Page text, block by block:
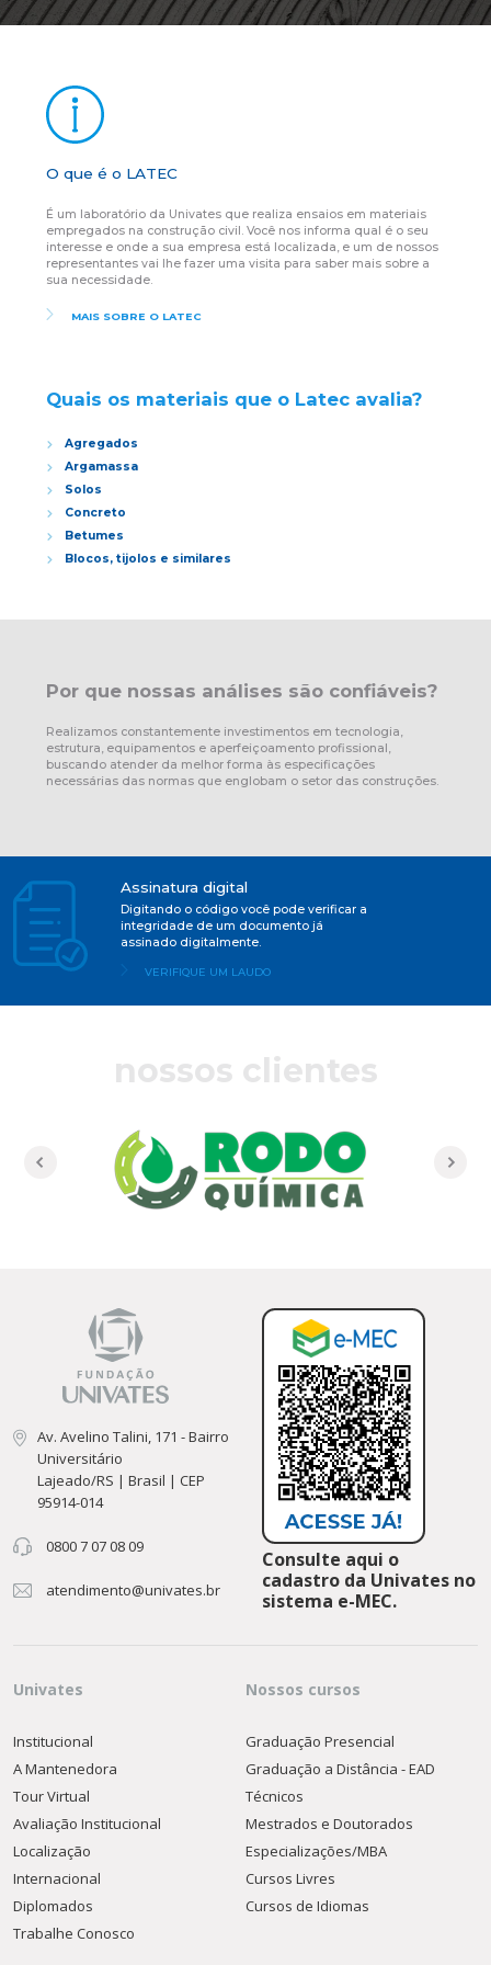
de Idiomas
& Você - Comunidade
O que é o LATEC
É um laboratório da Univates que realiza ensaios em materiais
empregados na construção civil. Você nos informa qual é o seu
interesse e onde a sua empresa está localizada, e um de nossos
representantes vai lhe fazer uma visita para saber mais sobre a
sua necessidade.
MAIS SOBRE O LATEC
Quais os materiais que o Latec avalia?
Agregados
Argamassa
Solos
Concreto
Betumes
Blocos, tijolos e similares
Por que nossas análises são confiáveis?
Realizamos constantemente investimentos em tecnologia,
estrutura, equipamentos e aperfeiçoamento profissional,
buscando atender da melhor forma às especificações
necessárias das normas que englobam o setor das construções.
Assinatura digital
Digitando o código você pode verificar a
integridade de um documento já
assinado digitalmente.
VERIFIQUE UM LAUDO
nossos clientes
Av. Avelino Talini, 171 - Bairro
Universitário
Lajeado/RS | Brasil | CEP
95914-014
0800 7 07 08 09
atendimento@univates.br
Consulte aqui o
cadastro da Univates no
sistema e-MEC.
Univates
Institucional
A Mantenedora
Tour Virtual
Avaliação Institucional
Localização
Internacional
Diplomados
Trabalhe Conosco
Nossos cursos
Graduação Presencial
Graduação a Distância - EAD
Técnicos
Mestrados e Doutorados
Especializações/MBA
Cursos Livres
Cursos de Idiomas